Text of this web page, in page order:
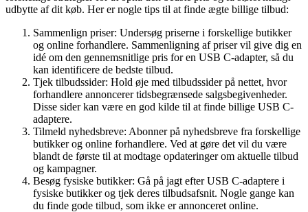
udbytte af dit køb. Her er nogle tips til at finde ægte billige tilbud:
Sammenlign priser: Undersøg priserne i forskellige butikker
og online forhandlere. Sammenligning af priser vil give dig en
idé om den gennemsnitlige pris for en USB C-adapter, så du
kan identificere de bedste tilbud.
Tjek tilbudssider: Hold øje med tilbudssider på nettet, hvor
forhandlere annoncerer tidsbegrænsede salgsbegivenheder.
Disse sider kan være en god kilde til at finde billige USB C-
adaptere.
Tilmeld nyhedsbreve: Abonner på nyhedsbreve fra forskellige
butikker og online forhandlere. Ved at gøre det vil du være
blandt de første til at modtage opdateringer om aktuelle tilbud
og kampagner.
Besøg fysiske butikker: Gå på jagt efter USB C-adaptere i
fysiske butikker og tjek deres tilbudsafsnit. Nogle gange kan
du finde gode tilbud, som ikke er annonceret online.